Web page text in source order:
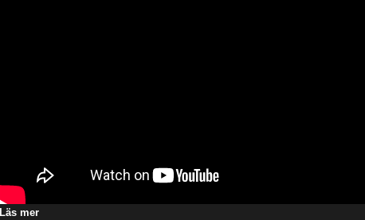
Läs mer